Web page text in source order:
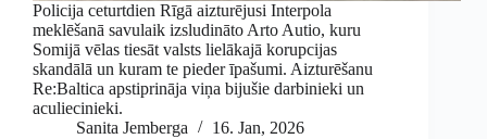
Policija ceturtdien Rīgā aizturējusi Interpola
meklēšanā savulaik izsludināto Arto Autio, kuru
Somijā vēlas tiesāt valsts lielākajā korupcijas
skandālā un kuram te pieder īpašumi. Aizturēšanu
Re:Baltica apstiprināja viņa bijušie darbinieki un
aculiecinieki.
Sanita Jemberga
16. Jan, 2026